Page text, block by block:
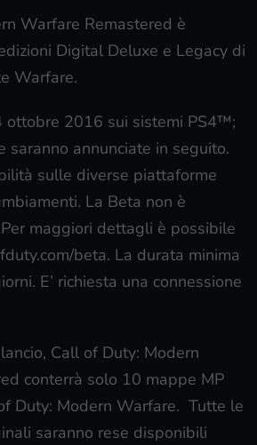
Warfare Remastered è
Digital Deluxe e Legacy di
Warfare.
ottobre 2016 sui sistemi PS4™;
saranno annunciate in seguito.
sulle diverse piattaforme
La Beta non è
maggiori dettagli è possibile
beta. La durata minima
E’ richiesta una connessione
Call of Duty: Modern
conterrà solo 10 mappe MP
Duty: Modern Warfare. Tutte le
saranno rese disponibili